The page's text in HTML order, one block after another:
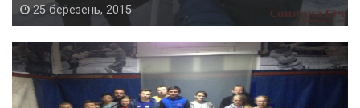
25 березень, 2015